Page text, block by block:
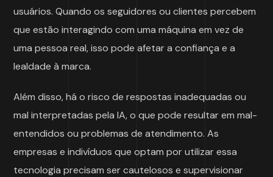
usuários. Quando os seguidores ou clientes percebem
que estão interagindo com uma máquina em vez de
uma pessoa real, isso pode afetar a confiança e a
lealdade à marca.
Além disso, há o risco de respostas inadequadas ou
mal interpretadas pela IA, o que pode resultar em mal-
entendidos ou problemas de atendimento. As
empresas e indivíduos que optam por utilizar essa
tecnologia precisam ser cautelosos e supervisionar